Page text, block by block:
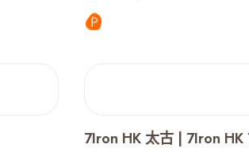
7Iron HK 太古 | 7Iron HK